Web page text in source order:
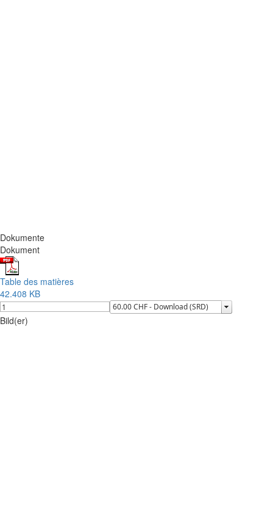
Dokumente
Dokument
Table des matières
42.408 KB
Bild(er)